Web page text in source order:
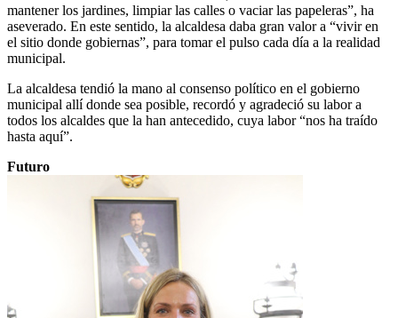
mantener los jardines, limpiar las calles o vaciar las papeleras”, ha
aseverado. En este sentido, la alcaldesa daba gran valor a “vivir en
el sitio donde gobiernas”, para tomar el pulso cada día a la realidad
municipal.
La alcaldesa tendió la mano al consenso político en el gobierno
municipal allí donde sea posible, recordó y agradeció su labor a
todos los alcaldes que la han antecedido, cuya labor “nos ha traído
hasta aquí”.
Futuro